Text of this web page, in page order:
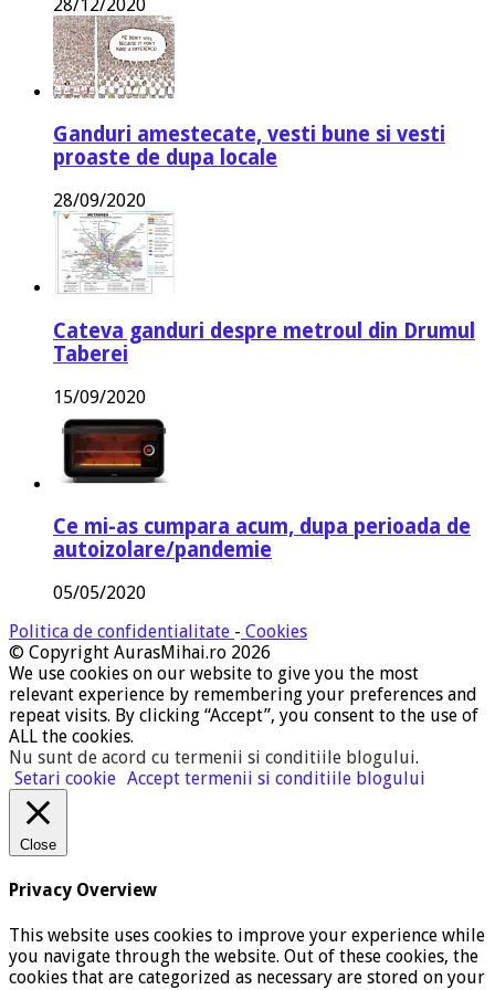
28/12/2020
Ganduri amestecate, vesti bune si vesti
proaste de dupa locale
28/09/2020
Cateva ganduri despre metroul din Drumul
Taberei
15/09/2020
Ce mi-as cumpara acum, dupa perioada de
autoizolare/pandemie
05/05/2020
Politica de confidentialitate - Cookies
© Copyright AurasMihai.ro 2026
We use cookies on our website to give you the most
relevant experience by remembering your preferences and
repeat visits. By clicking “Accept”, you consent to the use of
ALL the cookies.
Nu sunt de acord cu termenii si conditiile blogului.
Setari cookie Accept termenii si conditiile blogului
Close
Privacy Overview
This website uses cookies to improve your experience while
you navigate through the website. Out of these cookies, the
cookies that are categorized as necessary are stored on your